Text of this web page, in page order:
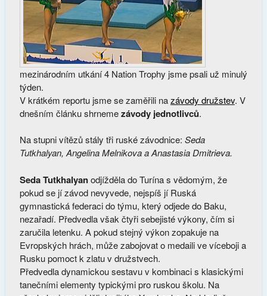
mezinárodním utkání 4 Nation Trophy jsme psali už minulý
týden.
V krátkém reportu jsme se zaměřili nazávody družstev. V
dnešním článku shrnemezávody jednotlivců.
Na stupni vítězů stály tři ruské závodnice: Seda
Tutkhalyan, Angelina Melnikova a Anastasia Dmitrieva.
Seda Tutkhalyanodjížděla do Turína s vědomým, že
pokud se jí závod nevyvede, nejspíš jí Ruská
gymnastická federaci do týmu, který odjede do Baku,
nezařadí. Předvedla však čtyři sebejisté výkony, čím si
zaručila letenku. A pokud stejný výkon zopakuje na
Evropských hrách, může zabojovat o medaili ve víceboji a
Rusku pomoct k zlatu v družstvech.
Předvedla dynamickou sestavu v kombinaci s klasickými
tanečními elementy typickými pro ruskou školu. Na